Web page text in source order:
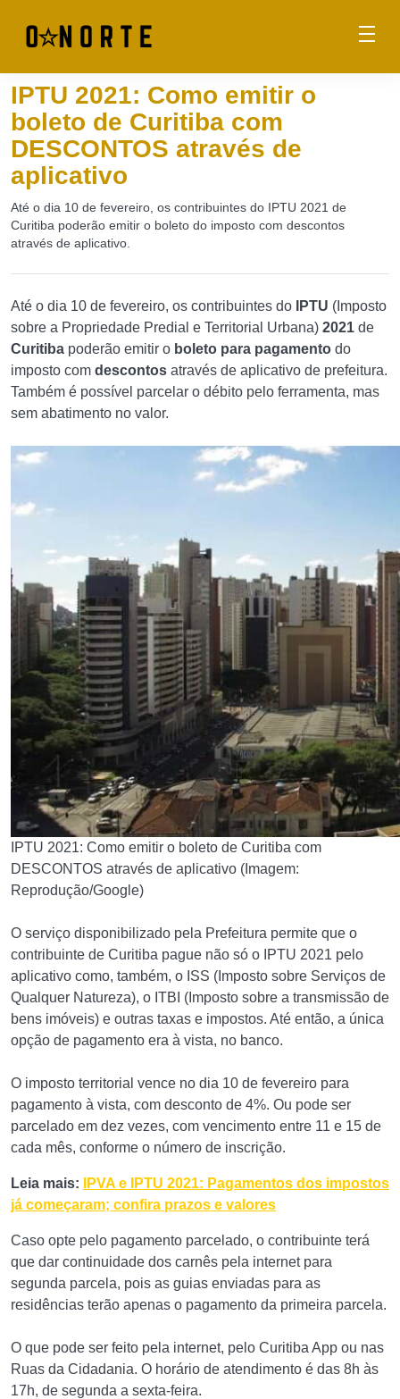
IPTU 2021: Como emitir o
boleto de Curitiba com
DESCONTOS através de
aplicativo
Até o dia 10 de fevereiro, os contribuintes do IPTU 2021 de
Curitiba poderão emitir o boleto do imposto com descontos
através de aplicativo.
Até o dia 10 de fevereiro, os contribuintes do IPTU (Imposto
sobre a Propriedade Predial e Territorial Urbana) 2021 de
Curitiba poderão emitir o boleto para pagamento do
imposto com descontos através de aplicativo de prefeitura.
Também é possível parcelar o débito pelo ferramenta, mas
sem abatimento no valor.
IPTU 2021: Como emitir o boleto de Curitiba com
DESCONTOS através de aplicativo (Imagem:
Reprodução/Google)
O serviço disponibilizado pela Prefeitura permite que o
contribuinte de Curitiba pague não só o IPTU 2021 pelo
aplicativo como, também, o ISS (Imposto sobre Serviços de
Qualquer Natureza), o ITBI (Imposto sobre a transmissão de
bens imóveis) e outras taxas e impostos. Até então, a única
opção de pagamento era à vista, no banco.
O imposto territorial vence no dia 10 de fevereiro para
pagamento à vista, com desconto de 4%. Ou pode ser
parcelado em dez vezes, com vencimento entre 11 e 15 de
cada mês, conforme o número de inscrição.
Leia mais:
IPVA e IPTU 2021: Pagamentos dos impostos
já começaram; confira prazos e valores
Caso opte pelo pagamento parcelado, o contribuinte terá
que dar continuidade dos carnês pela internet para
segunda parcela, pois as guias enviadas para as
residências terão apenas o pagamento da primeira parcela.
O que pode ser feito pela internet, pelo Curitiba App ou nas
Ruas da Cidadania. O horário de atendimento é das 8h às
17h, de segunda a sexta-feira.